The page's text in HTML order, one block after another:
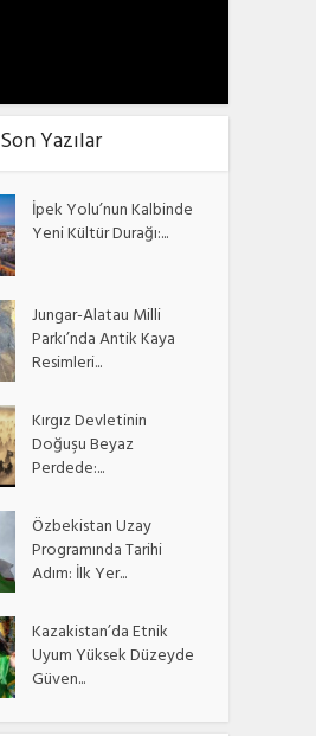
Son Yazılar
İpek Yolu’nun Kalbinde
Yeni Kültür Durağı:...
Jungar-Alatau Milli
Parkı’nda Antik Kaya
Resimleri...
Kırgız Devletinin
Doğuşu Beyaz
Perdede:...
Özbekistan Uzay
Programında Tarihi
Adım: İlk Yer...
Kazakistan’da Etnik
Uyum Yüksek Düzeyde
Güven...